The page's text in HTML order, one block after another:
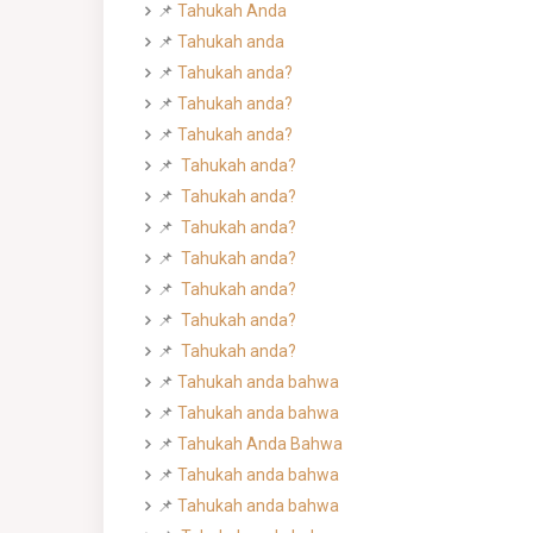
📌 Tahukah Anda
📌 Tahukah anda
📌 Tahukah anda?
📌 Tahukah anda?
📌 Tahukah anda?
📌 Tahukah anda?
📌 Tahukah anda?
📌 Tahukah anda?
📌 Tahukah anda?
📌 Tahukah anda?
📌 Tahukah anda?
📌 Tahukah anda?
📌 Tahukah anda bahwa
📌 Tahukah anda bahwa
📌 Tahukah Anda Bahwa
📌 Tahukah anda bahwa
📌 Tahukah anda bahwa